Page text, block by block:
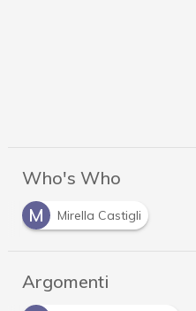
Who's Who
M
Mirella Castigli
Argomenti